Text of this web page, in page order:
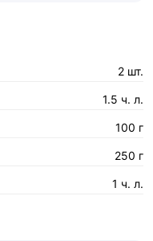
2 шт.
1.5 ч. л.
100 г
250 г
1 ч. л.